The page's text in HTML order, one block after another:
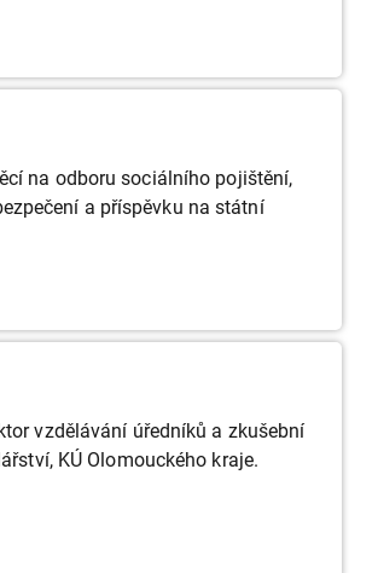
na odboru sociálního pojištění,
a příspěvku na státní
vzdělávání úředníků a zkušební
KÚ Olomouckého kraje.